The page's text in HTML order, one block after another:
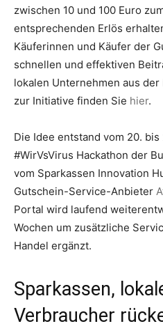
zwischen 10 und 100 Euro
entsprechenden Erlös
Käuferinnen und Käufer der
schnellen und effektiven
lokalen Unternehmen aus
zur Initiative finden Sie hier.
Die Idee entstand vom 20.
#WirVsVirus Hackathon der
vom Sparkassen Innovation
Gutschein-Service-Anbieter
Portal wird laufend
Wochen um zusätzliche
Handel ergänzt.
Sparkassen,
Verbraucher